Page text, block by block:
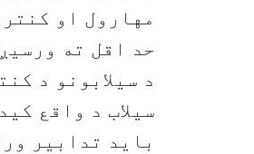
مهارول او
حد اقل ته
د سیلابونو د
سیلاب د واقع
باید تدابیر